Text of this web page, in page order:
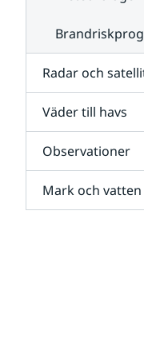
Radar och
Väder till havs
Observationer
Mark och vatten